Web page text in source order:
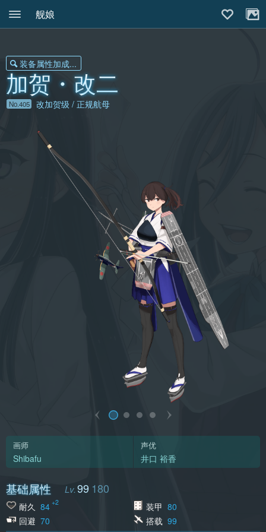
舰娘
加贺・改二
No.405 改加贺级 / 正规航母
基础属性 99 180
耐久 84 +2 装甲 80
回避 70 搭载 99
装备属性加成...
声优
井口 裕香
画师
Shibafu